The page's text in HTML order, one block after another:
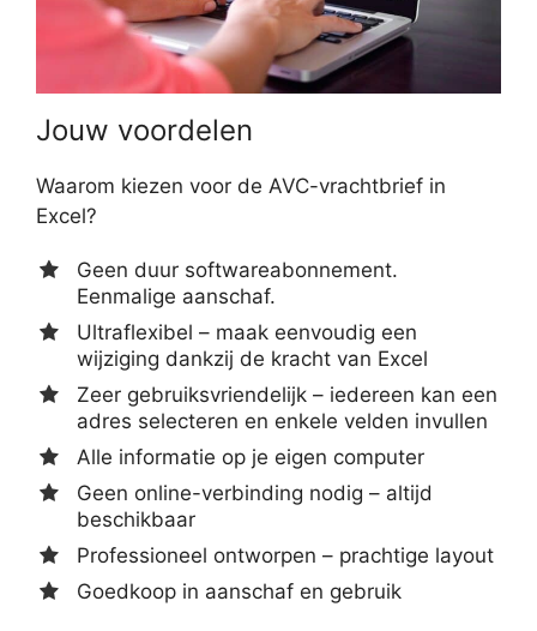
Jouw voordelen
Waarom kiezen voor de AVC-vrachtbrief in
Excel?
Geen duur softwareabonnement.
Eenmalige aanschaf.
Ultraflexibel – maak eenvoudig een
wijziging dankzij de kracht van Excel
Zeer gebruiksvriendelijk – iedereen kan een
adres selecteren en enkele velden invullen
Alle informatie op je eigen computer
Geen online-verbinding nodig – altijd
beschikbaar
Professioneel ontworpen – prachtige layout
Goedkoop in aanschaf en gebruik